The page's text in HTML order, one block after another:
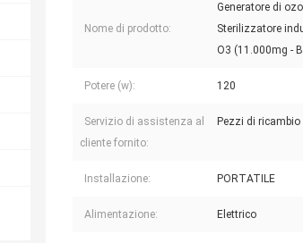
Nome di prodotto:
Generatore di
Sterilizzatore
O3 (11.000mg -
Potere (w): 120
Servizio di assistenza al
cliente fornito:
Pezzi di ricambio
Installazione: PORTATILE
Alimentazione: Elettrico